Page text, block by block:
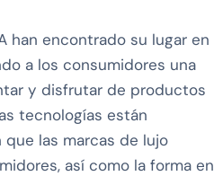
han encontrado su lugar en
a los consumidores una
y disfrutar de productos
tecnologías están
las marcas de lujo
así como la forma en